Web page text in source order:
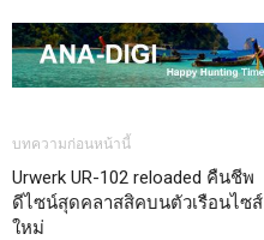
บทความก่อนหน้านี้
Urwerk UR-102 reloaded คืนชีพ
ดีไซน์สุดคลาสสิคบนตัวเรือนไซส์
ใหม่